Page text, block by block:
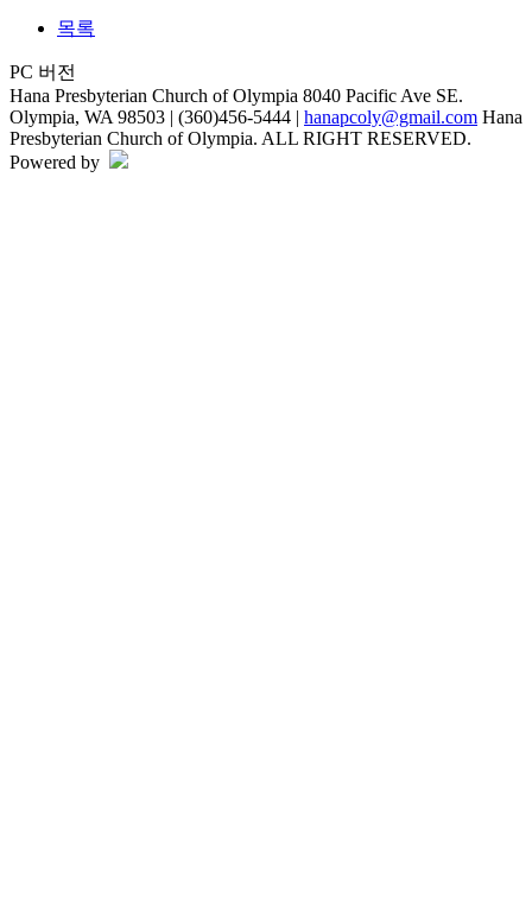
목록
PC 버전
Hana Presbyterian Church of Olympia 8040 Pacific Ave SE.
Olympia, WA 98503 | (360)456-5444 | hanapcoly@gmail.com Hana
Presbyterian Church of Olympia. ALL RIGHT RESERVED.
Powered by